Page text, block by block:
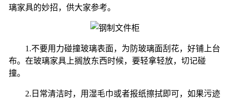
璃家具的妙招，供大家参考。
1.不要用力碰撞玻璃表面，为防玻璃面刮花，好铺上台
布。在玻璃家具上搁放东西时候，要轻拿轻放，切记碰
撞。
2.日常清洁时，用湿毛巾或者报纸擦拭即可，如果污迹